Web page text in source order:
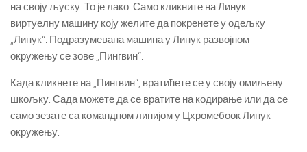
на своју љуску. То је лако. Само кликните на Линук
виртуелну машину коју желите да покренете у одељку
„Линук“. Подразумевана машина у Линук развојном
окружењу се зове „Пингвин“.
Када кликнете на „Пингвин“, вратићете се у своју омиљену
шкољку. Сада можете да се вратите на кодирање или да се
само зезате са командном линијом у Цхромебоок Линук
окружењу.